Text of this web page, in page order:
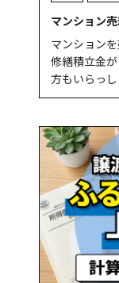
マンション
マンション
修繕積立金
方もいらっ